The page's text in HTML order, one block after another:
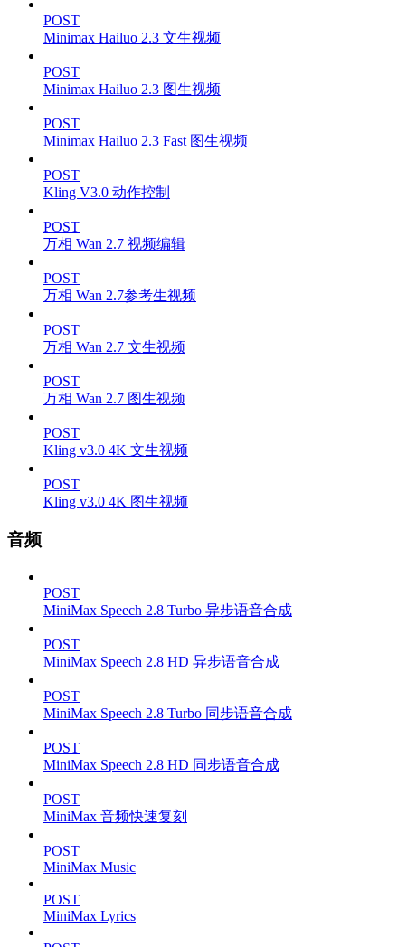
POST
Minimax Hailuo 2.3 文生视频
POST
Minimax Hailuo 2.3 图生视频
POST
Minimax Hailuo 2.3 Fast 图生视频
POST
Kling V3.0 动作控制
POST
万相 Wan 2.7 视频编辑
POST
万相 Wan 2.7参考生视频
POST
万相 Wan 2.7 文生视频
POST
万相 Wan 2.7 图生视频
POST
Kling v3.0 4K 文生视频
POST
Kling v3.0 4K 图生视频
音频
POST
MiniMax Speech 2.8 Turbo 异步语音合成
POST
MiniMax Speech 2.8 HD 异步语音合成
POST
MiniMax Speech 2.8 Turbo 同步语音合成
POST
MiniMax Speech 2.8 HD 同步语音合成
POST
MiniMax 音频快速复刻
POST
MiniMax Music
POST
MiniMax Lyrics